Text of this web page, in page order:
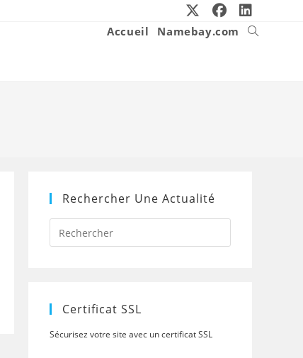
Accueil Namebay.com
Toggle
Rechercher Une Actualité
Press
to
Certificat SSL
Sécurisez votre site avec un certificat SSL